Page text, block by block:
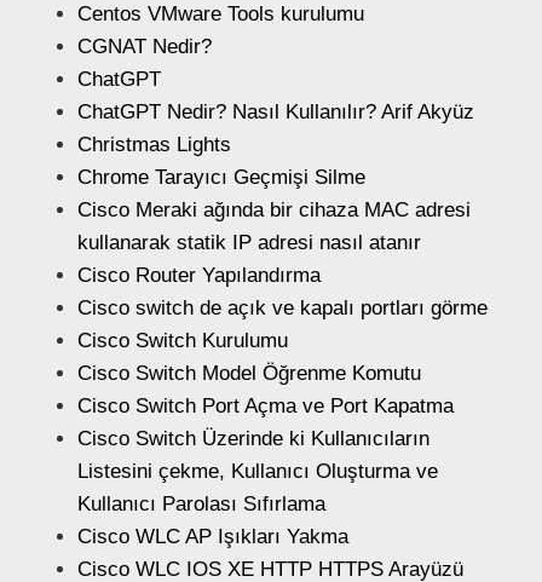
Centos VMware Tools kurulumu
CGNAT Nedir?
ChatGPT
ChatGPT Nedir? Nasıl Kullanılır? Arif Akyüz
Christmas Lights
Chrome Tarayıcı Geçmişi Silme
Cisco Meraki ağında bir cihaza MAC adresi
kullanarak statik IP adresi nasıl atanır
Cisco Router Yapılandırma
Cisco switch de açık ve kapalı portları görme
Cisco Switch Kurulumu
Cisco Switch Model Öğrenme Komutu
Cisco Switch Port Açma ve Port Kapatma
Cisco Switch Üzerinde ki Kullanıcıların
Listesini çekme, Kullanıcı Oluşturma ve
Kullanıcı Parolası Sıfırlama
Cisco WLC AP Işıkları Yakma
Cisco WLC IOS XE HTTP HTTPS Arayüzü